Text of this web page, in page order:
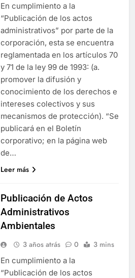
En cumplimiento a la
“Publicación de los actos
administrativos” por parte de la
corporación, esta se encuentra
reglamentada en los artículos 70
y 71 de la ley 99 de 1993: (a.
promover la difusión y
conocimiento de los derechos e
intereses colectivos y sus
mecanismos de protección). “Se
publicará en el Boletín
corporativo; en la página web
de…
Leer más
Publicación de Actos
Administrativos
Ambientales
3 años atrás 0 3 mins
En cumplimiento a la
“Publicación de los actos